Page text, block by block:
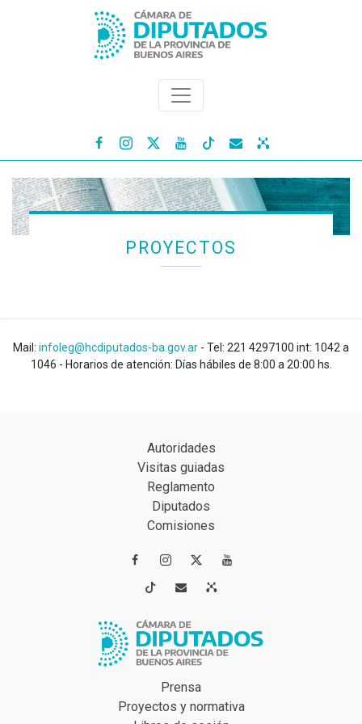
   
PROYECTOS
Mail: infoleg@hcdiputados-ba.gov.ar - Tel: 221 4297100 int: 1042 a
1046 - Horarios de atención: Días hábiles de 8:00 a 20:00 hs.
Autoridades
Visitas guiadas
Reglamento
Diputados
Comisiones
 
 
Prensa
Proyectos y normativa